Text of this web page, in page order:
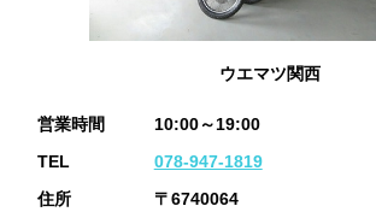
ウエマツ関西
営業時間
10:00～19:00
TEL
078-947-1819
住所
〒6740064